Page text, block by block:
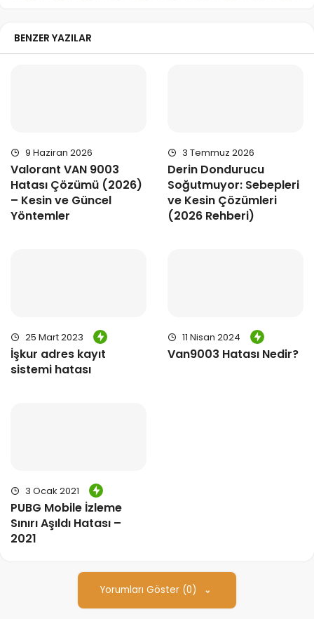
BENZER YAZILAR
9 Haziran 2026
Valorant VAN 9003
Hatası Çözümü (2026)
– Kesin ve Güncel
Yöntemler
3 Temmuz 2026
Derin Dondurucu
Soğutmuyor: Sebepleri
ve Kesin Çözümleri
(2026 Rehberi)
25 Mart 2023
İşkur adres kayıt
sistemi hatası
11 Nisan 2024
Van9003 Hatası Nedir?
3 Ocak 2021
PUBG Mobile İzleme
Sınırı Aşıldı Hatası –
2021
Yorumları Göster (0)